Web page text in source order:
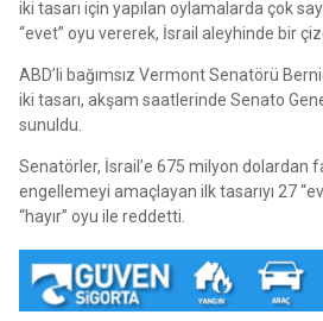
iki tasarı için yapılan oylamalarda çok
“evet” oyu vererek, İsrail aleyhinde bir
ABD’li bağımsız Vermont Senatörü
iki tasarı, akşam saatlerinde Senato
sunuldu.
Senatörler, İsrail’e 675 milyon dolardan
engellemeyi amaçlayan ilk tasarıyı 27
“hayır” oyu ile reddetti.